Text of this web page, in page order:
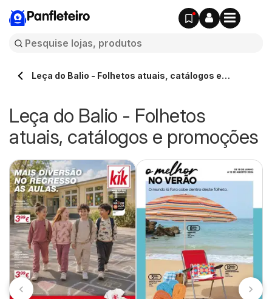
Panfleteiro
Leça do Balio - Folhetos atuais, catálogos e
Leça do Balio - Folhetos
atuais, catálogos e promoções